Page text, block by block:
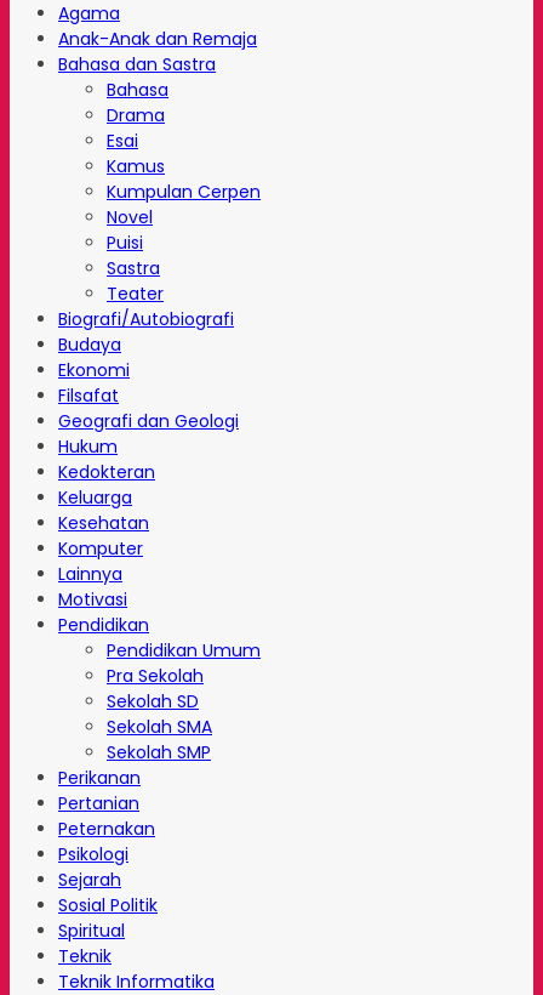
Agama
Anak-Anak dan Remaja
Bahasa dan Sastra
Bahasa
Drama
Esai
Kamus
Kumpulan Cerpen
Novel
Puisi
Sastra
Teater
Biografi/Autobiografi
Budaya
Ekonomi
Filsafat
Geografi dan Geologi
Hukum
Kedokteran
Keluarga
Kesehatan
Komputer
Lainnya
Motivasi
Pendidikan
Pendidikan Umum
Pra Sekolah
Sekolah SD
Sekolah SMA
Sekolah SMP
Perikanan
Pertanian
Peternakan
Psikologi
Sejarah
Sosial Politik
Spiritual
Teknik
Teknik Informatika